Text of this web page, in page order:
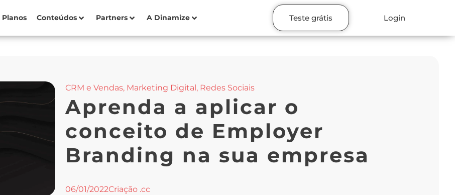
Planos Conteúdos Partners A Dinamize Teste grátis Login
CRM e Vendas, Marketing Digital, Redes Sociais
Aprenda a aplicar o
conceito de Employer
Branding na sua empresa
06/01/2022Criação .cc